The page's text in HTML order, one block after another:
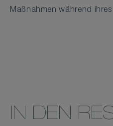
Maßnahmen während
IN DEN